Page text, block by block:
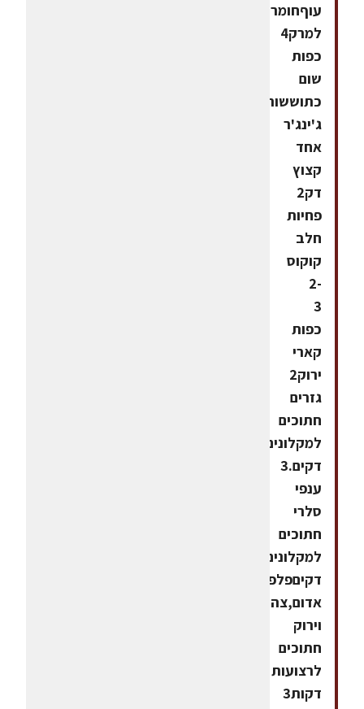
עוףחומרים
למרק4
כפות
שום
כתוששורש
ג'ינג'ר
אחד
קצוץ
דק2
פחיות
חלב
קוקוס
2-
3
כפות
קארי
ירוק2
גזרים
חתוכים
למקלונים
דקים.3
ענפי
סלרי
חתוכים
למקלונים
דקיםפלפל
אדום,צהוב
וירוק
חתוכים
לרצועות
דקות3